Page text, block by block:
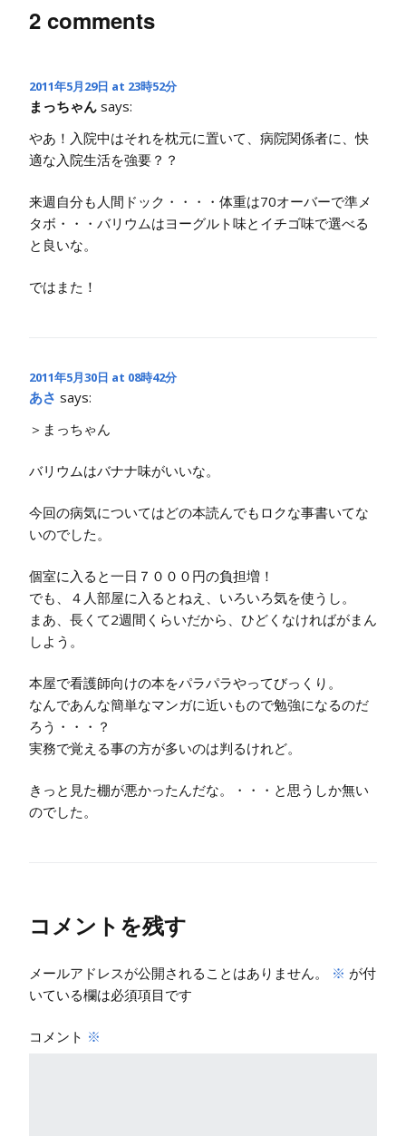
2 comments
2011年5月29日 at 23時52分
まっちゃん says:
やあ！入院中はそれを枕元に置いて、病院関係者に、快
適な入院生活を強要？？
来週自分も人間ドック・・・・体重は70オーバーで準メ
タボ・・・バリウムはヨーグルト味とイチゴ味で選べる
と良いな。
ではまた！
2011年5月30日 at 08時42分
あさ says:
＞まっちゃん
バリウムはバナナ味がいいな。
今回の病気についてはどの本読んでもロクな事書いてな
いのでした。
個室に入ると一日７０００円の負担増！
でも、４人部屋に入るとねえ、いろいろ気を使うし。
まあ、長くて2週間くらいだから、ひどくなければがまん
しよう。
本屋で看護師向けの本をパラパラやってびっくり。
なんであんな簡単なマンガに近いもので勉強になるのだ
ろう・・・？
実務で覚える事の方が多いのは判るけれど。
きっと見た棚が悪かったんだな。・・・と思うしか無い
のでした。
コメントを残す
メールアドレスが公開されることはありません。 ※ が付
いている欄は必須項目です
コメント ※